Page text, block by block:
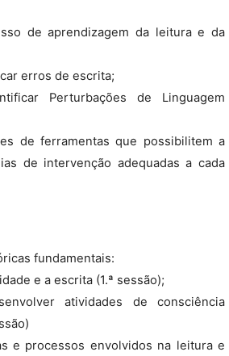
de aprendizagem da leitura e da
erros de escrita;
Perturbações de Linguagem
de ferramentas que possibilitem a
de intervenção adequadas a cada
fundamentais:
e a escrita (1.ª sessão);
atividades de consciência
e processos envolvidos na leitura e